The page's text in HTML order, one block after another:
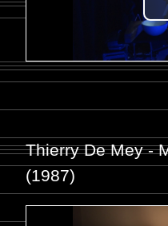
Thierry De Mey -
(1987)